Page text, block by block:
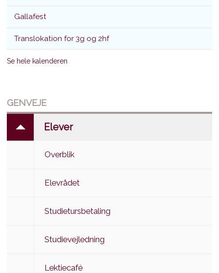
Gallafest
Translokation for 3g og 2hf
Se hele kalenderen
GENVEJE
Elever
Overblik
Elevrådet
Studietursbetaling
Studievejledning
Lektiecafé